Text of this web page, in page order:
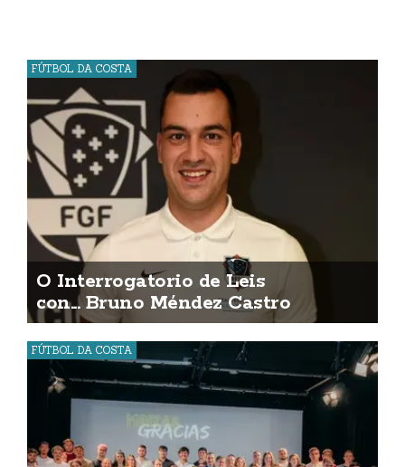
FÚTBOL DA COSTA
O Interrogatorio de Leis
con... Bruno Méndez Castro
FÚTBOL DA COSTA